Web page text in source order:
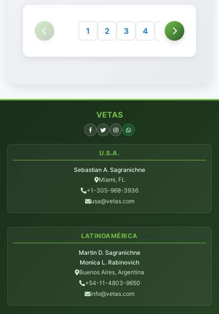
1 2 3 4 5 6
VETAS
U.S.A.
Sebastian A. Sagranichne
Miami, FL
+1-305-968-3936
usa@vetas.com
LATINOAMÉRICA
Martin D. Sagranichne
Monica L. Rabinovich
Buenos Aires, Argentina
+54-11-4803-9650
info@vetas.com